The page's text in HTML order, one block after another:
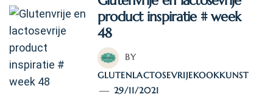
product inspiratie # week
48
BY
GLUTENLACTOSEVRIJEKOOKKUNST
29/11/2021